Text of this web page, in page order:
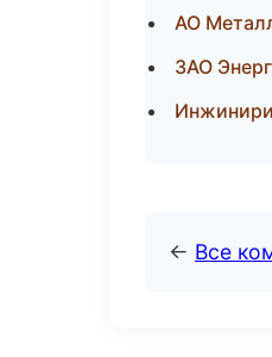
АО
ЗАО
← Все